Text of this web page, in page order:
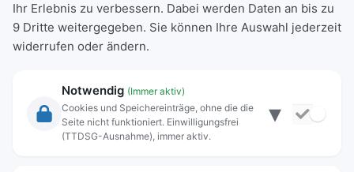
Rechtliche Angaben
Ihr Erlebnis zu verbessern. Dabei werden Daten an bis zu
9 Dritte weitergegeben. Sie können Ihre Auswahl jederzeit
widerrufen oder ändern.
Notwendig (Immer aktiv)
Cookies und Speichereinträge, ohne die die
Seite nicht funktioniert. Einwilligungsfrei
(TTDSG-Ausnahme), immer aktiv.
▾